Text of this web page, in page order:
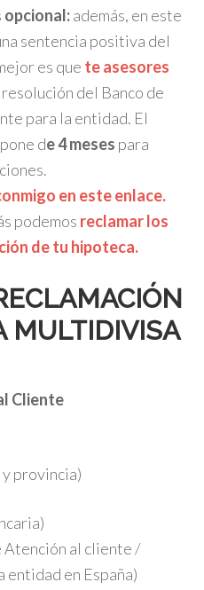
opcional:además, en este
sentencia positiva del
es que te asesores
resolución del Banco de
para la entidad. El
de 4 meses para
en este enlace.
podemos reclamar los
de tu hipoteca.
MULTIDIVISA
Cliente
provincia)
Atención al cliente /
entidad en España)